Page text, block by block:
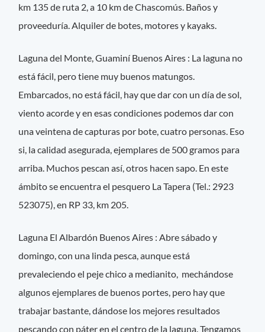
km 135 de ruta 2, a 10 km de Chascomús. Baños y
proveeduría. Alquiler de botes, motores y kayaks.
Laguna del Monte, Guaminí Buenos Aires : La laguna no
está fácil, pero tiene muy buenos matungos.
Embarcados, no está fácil, hay que dar con un día de sol,
viento acorde y en esas condiciones podemos dar con
una veintena de capturas por bote, cuatro personas. Eso
si, la calidad asegurada, ejemplares de 500 gramos para
arriba. Muchos pescan así, otros hacen sapo. En este
ámbito se encuentra el pesquero La Tapera (Tel.: 2923
523075), en RP 33, km 205.
Laguna El Albardón Buenos Aires : Abre sábado y
domingo, con una linda pesca, aunque está
prevaleciendo el peje chico a medianito, mechándose
algunos ejemplares de buenos portes, pero hay que
trabajar bastante, dándose los mejores resultados
pescando con páter en el centro de la laguna. Tengamos